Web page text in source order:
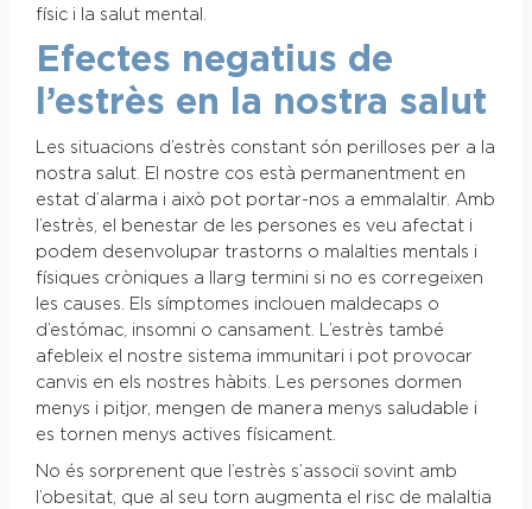
físic i la salut mental.
Efectes negatius de
l’estrès en la nostra salut
Les situacions d’estrès constant són perilloses per a la
nostra salut. El nostre cos està permanentment en
estat d’alarma i això pot portar-nos a emmalaltir. Amb
l’estrès, el benestar de les persones es veu afectat i
podem desenvolupar trastorns o malalties mentals i
físiques cròniques a llarg termini si no es corregeixen
les causes. Els símptomes inclouen maldecaps o
d’estómac, insomni o cansament. L’estrès també
afebleix el nostre sistema immunitari i pot provocar
canvis en els nostres hàbits. Les persones dormen
menys i pitjor, mengen de manera menys saludable i
es tornen menys actives físicament.
No és sorprenent que l’estrès s’associï sovint amb
l’obesitat, que al seu torn augmenta el risc de malaltia